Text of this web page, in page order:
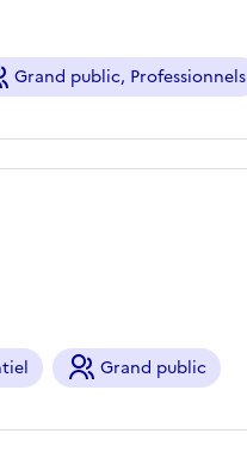
Grand public, Professionnels
Grand public